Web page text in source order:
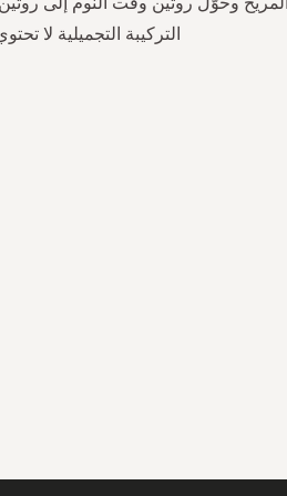
التركيبة التجميلية لا